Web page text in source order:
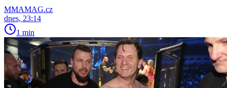
MMAMAG.cz
dnes, 23:14
1 min